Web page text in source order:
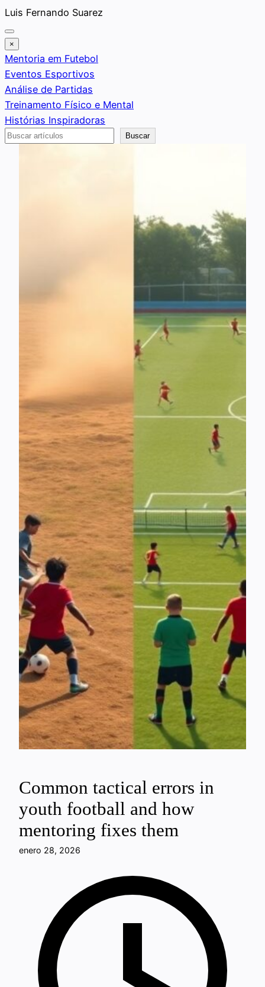
Saltar
al
contenido
Luis Fernando Suarez
×
Mentoria em Futebol
Eventos Esportivos
Análise de Partidas
Treinamento Físico e Mental
Histórias Inspiradoras
Buscar
Buscar
Common tactical errors in
youth football and how
mentoring fixes them
enero 28, 2026